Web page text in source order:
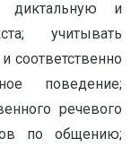
диктальную и
учитывать
поведение;
речевого
по общению;